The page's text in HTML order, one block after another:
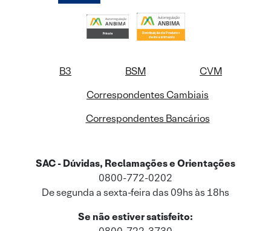
B3 BSM
CVM
Correspondentes Cambiais
Correspondentes Bancários
SAC - Dúvidas, Reclamações e Orientações
0800-772-0202
De segunda a sexta-feira das 09hs às 18hs
Se não estiver satisfeito: